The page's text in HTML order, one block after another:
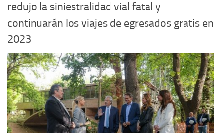
redujo la siniestralidad vial fatal y
continuarán los viajes de egresados gratis en
2023